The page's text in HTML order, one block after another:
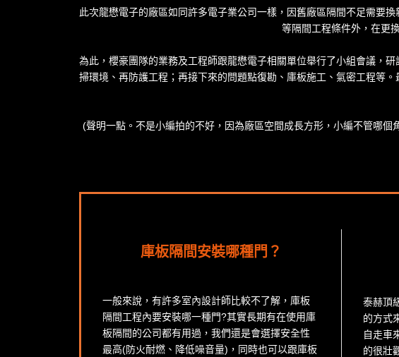
此次龍懋電子的廠區如同許多電子業公司一樣，因舊廠區隔間不足需要
等隔間工程條件外，在更
為此，櫻豪團隊的業務及工程師跟龍懋電子相關單位舉行了小組會議，
掃環境、再防護工程；再接下來的問題點復勘、庫板施工、氣密工程等
(聲明一點。不是小編拍的不好，因為廠區空間成長方形，小編不管哪
庫板隔間安裝哪種門？
一般來說，有許多室內設計師比較不了解，庫板
隔間工程內要安裝哪一種門?其實長期有在使用庫
板隔間的公司都有用過，我們還是會選擇安全性
最高(防火耐燃、降低噪音量)，同時也可以跟庫板
泰赫頂
的方式
自走車
的很壯